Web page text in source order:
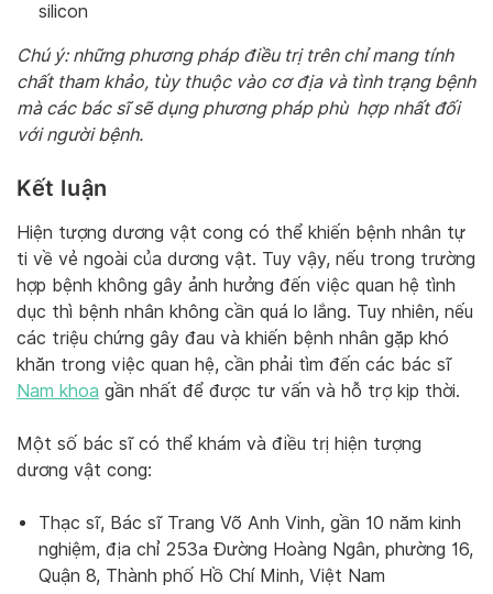
silicon
Chú ý: những phương pháp điều trị trên chỉ mang tính
chất tham khảo, tùy thuộc vào cơ địa và tình trạng bệnh
mà các bác sĩ sẽ dụng phương pháp phù hợp nhất đối
với người bệnh.
Kết luận
Hiện tượng dương vật cong có thể khiến bệnh nhân tự
ti về vẻ ngoài của dương vật. Tuy vậy, nếu trong trường
hợp bệnh không gây ảnh hưởng đến việc quan hệ tình
dục thì bệnh nhân không cần quá lo lắng. Tuy nhiên, nếu
các triệu chứng gây đau và khiến bệnh nhân gặp khó
khăn trong việc quan hệ, cần phải tìm đến các bác sĩ
Nam khoa gần nhất để được tư vấn và hỗ trợ kịp thời.
Một số bác sĩ có thể khám và điều trị hiện tượng
dương vật cong:
Thạc sĩ, Bác sĩ Trang Võ Anh Vinh, gần 10 năm kinh
nghiệm, địa chỉ 253a Đường Hoàng Ngân, phường 16,
Quận 8, Thành phố Hồ Chí Minh, Việt Nam